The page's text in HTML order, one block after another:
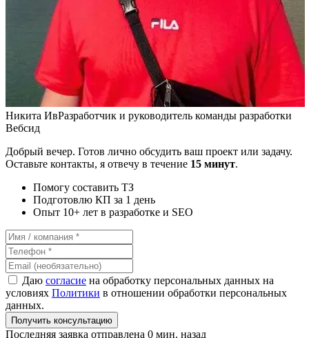
Никита ИвРазработчик и руководитель команды разработки
Вебсид
Добрый вечер. Готов лично обсудить ваш проект или задачу.
Оставьте контакты, я отвечу в течение 15 минут.
Помогу составить ТЗ
Подготовлю КП за 1 день
Опыт 10+ лет в разработке и SEO
Даю согласие на обработку персональных данных на
условиях Политики в отношении обработки персональных
данных.
Получить консультацию
Последняя заявка отправлена 0 мин. назад